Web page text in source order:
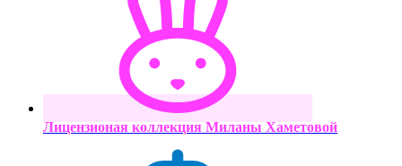
Лицензионая коллекция Миланы Хаметовой